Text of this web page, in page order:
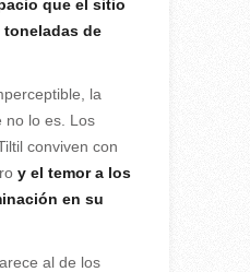
que el sitio
toneladas de
la
no lo es. Los
conviven con
y el temor a los
en su
al de los